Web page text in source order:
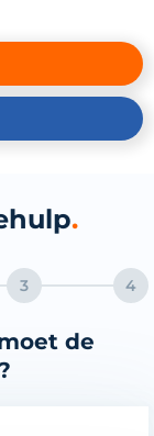
3 4
de